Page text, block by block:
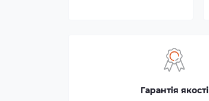
Гарантія якості